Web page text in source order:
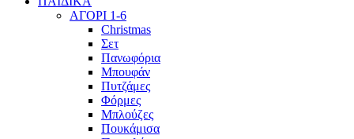
ΑΓΟΡΙ 1-6
Christmas
Σετ
Πανωφόρια
Μπουφάν
Πυτζάμες
Φόρμες
Μπλούζες
Πουκάμισα